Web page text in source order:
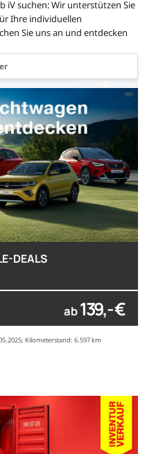
iV suchen: Wir unterstützen Sie
Ihre individuellen
Sie uns an und entdecken
DEALS
ab139,- €
Kilometerstand: 6.597 km